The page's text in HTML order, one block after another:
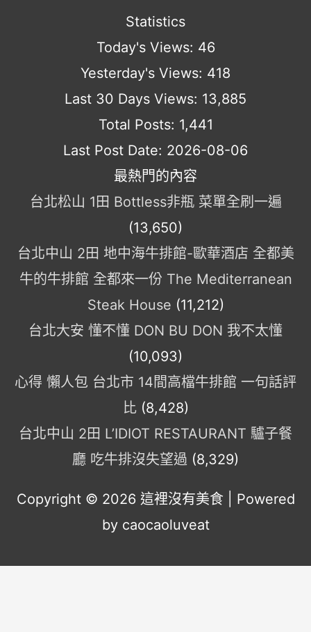
Statistics
Today's Views: 46
Yesterday's Views: 418
Last 30 Days Views: 13,885
Total Posts: 1,441
Last Post Date: 2026-08-06
最熱門的內容
台北松山 1田 Bottless非瓶 菜單全刷一遍
(13,650)
台北中山 2田 地中海牛排館-歐華酒店 全都美
牛的牛排館 全都來一份 The Mediterranean
Steak House (11,212)
台北大安 懂不懂 DON BU DON 我不太懂
(10,093)
心得 懶人包 台北市 14間高檔牛排館 一句話評
比 (8,428)
台北中山 2田 L’IDIOT RESTAURANT 驢子餐
廳 吃牛排沒失望過 (8,329)
Copyright © 2026 這裡沒有美食 | Powered
by caocaoluveat